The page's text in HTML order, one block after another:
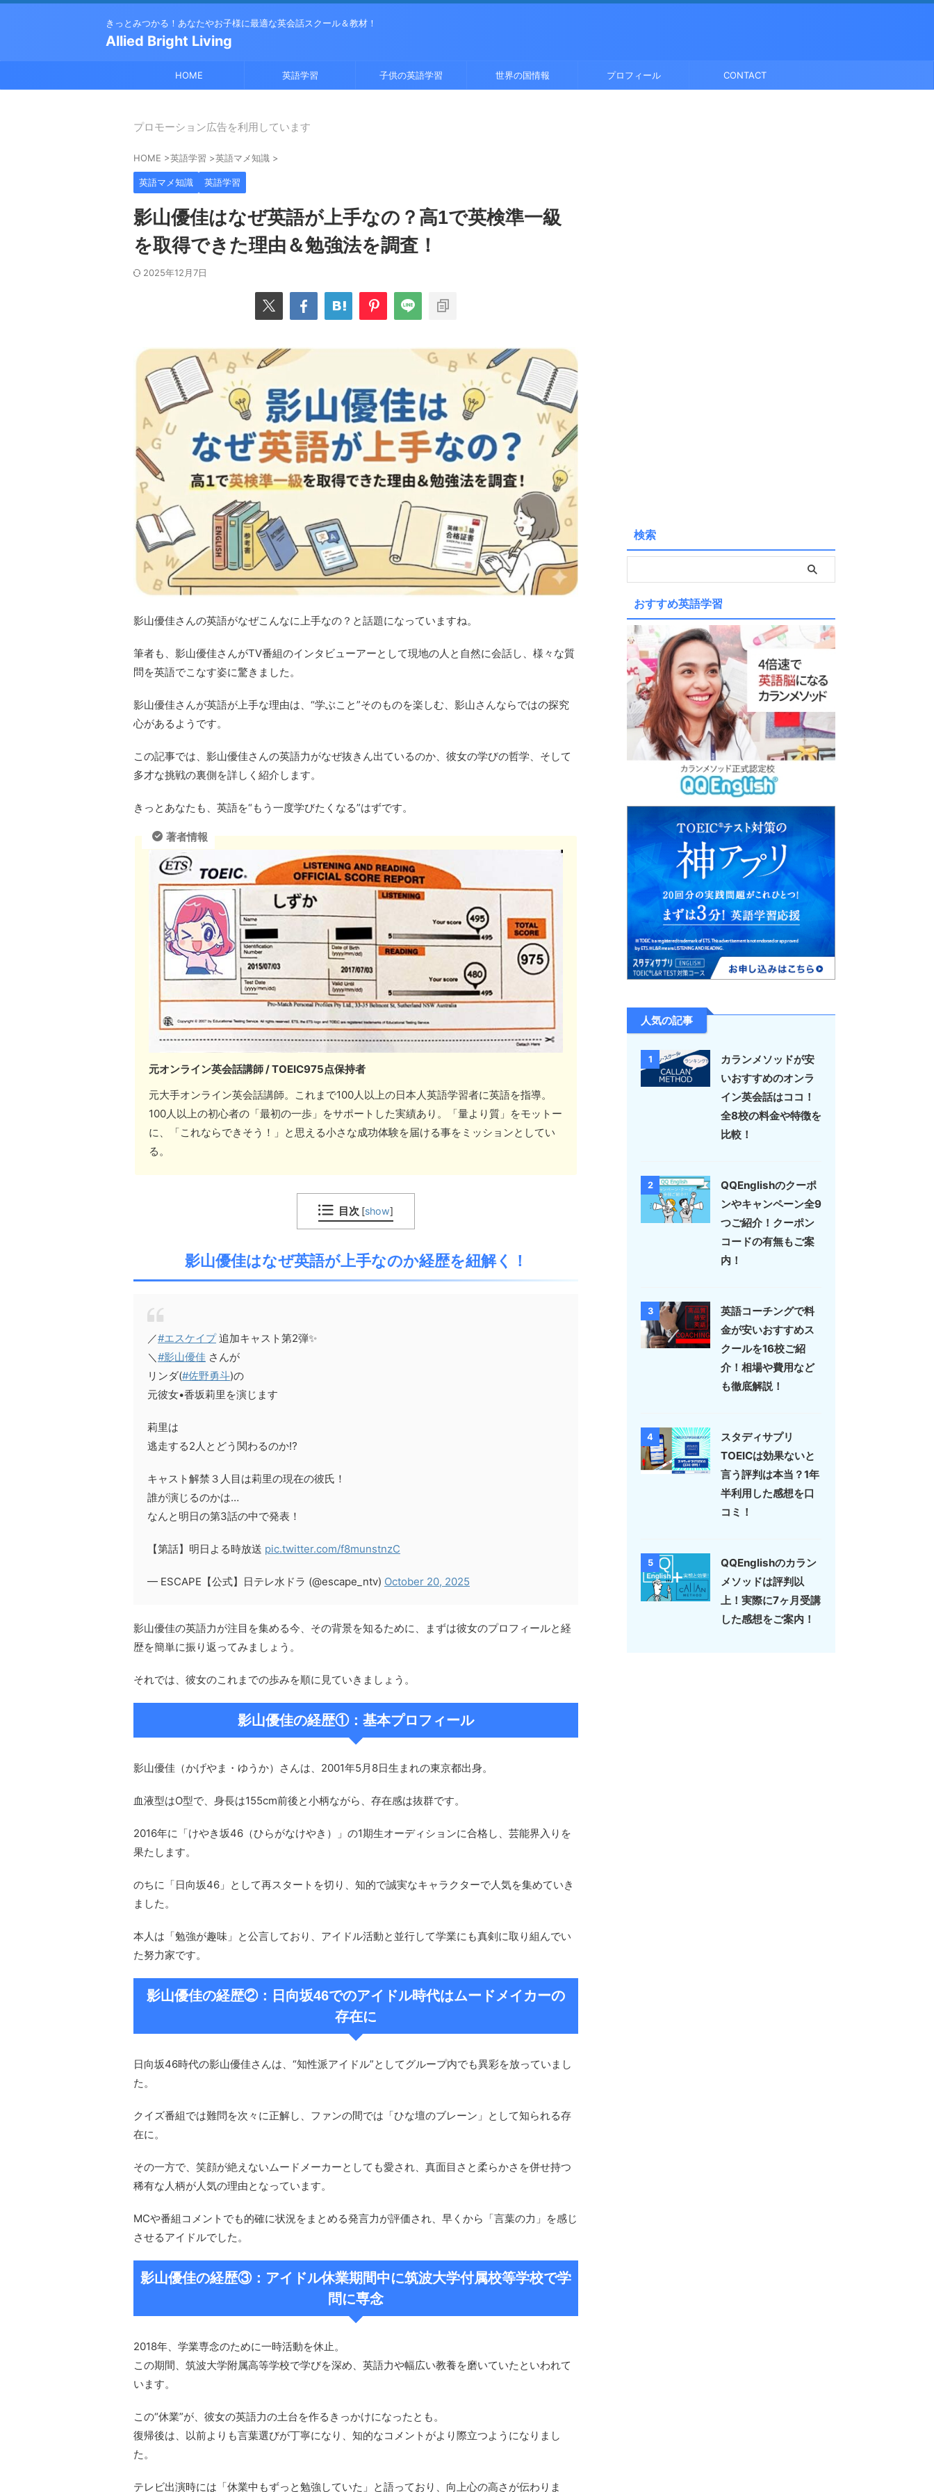
きっとみつかる！あなたやお子様に最適な英会話スクール＆教材！
Allied Bright Living
HOME 英語学習 子供の英語学習 世界の国情報 プロフィール CONTACT
プロモーション広告を利用しています
HOME >英語学習 >英語マメ知識 >
英語マメ知識 英語学習
影山優佳はなぜ英語が上手なの？高1で英検準一級
を取得できた理由＆勉強法を調査！
2025年12月7日
影山優佳さんの英語がなぜこんなに上手なの？と話題になっていますね。
筆者も、影山優佳さんがTV番組のインタビューアーとして現地の人と自然に会話し、様々な質
問を英語でこなす姿に驚きました。
影山優佳さんが英語が上手な理由は、“学ぶこと”そのものを楽しむ、影山さんならではの探究
心があるようです。
この記事では、影山優佳さんの英語力がなぜ抜きん出ているのか、彼女の学びの哲学、そして
多才な挑戦の裏側を詳しく紹介します。
きっとあなたも、英語を“もう一度学びたくなる”はずです。
著者情報
元オンライン英会話講師 / TOEIC975点保持者
元大手オンライン英会話講師。これまで100人以上の日本人英語学習者に英語を指導。
100人以上の初心者の「最初の一歩」をサポートした実績あり。「量より質」をモットー
に、「これならできそう！」と思える小さな成功体験を届ける事をミッションとしてい
る。
目次 [show]
影山優佳はなぜ英語が上手なのか経歴を紐解く！
／#エスケイプ追加キャスト第2弾✨
＼ #影山優佳 さんが
リンダ(#佐野勇斗)の
元彼女•香坂莉里を演じます
莉里は
逃走する2人とどう関わるのか⁉️
キャスト解禁３人目は莉里の現在の彼氏！
誰が演じるのかは…
なんと明日の第3話の中で発表！
【第話】明日よる時放送 pic.twitter.com/f8munstnzC
— ESCAPE【公式】日テレ水ドラ (@escape_ntv) October 20, 2025
影山優佳の英語力が注目を集める今、その背景を知るために、まずは彼女のプロフィールと経
歴を簡単に振り返ってみましょう。
それでは、彼女のこれまでの歩みを順に見ていきましょう。
影山優佳の経歴①：基本プロフィール
影山優佳（かげやま・ゆうか）さんは、2001年5月8日生まれの東京都出身。
血液型はO型で、身長は155cm前後と小柄ながら、存在感は抜群です。
2016年に「けやき坂46（ひらがなけやき）」の1期生オーディションに合格し、芸能界入りを
果たします。
のちに「日向坂46」として再スタートを切り、知的で誠実なキャラクターで人気を集めていき
ました。
本人は「勉強が趣味」と公言しており、アイドル活動と並行して学業にも真剣に取り組んでい
た努力家です。
影山優佳の経歴②：日向坂46でのアイドル時代はムードメイカーの
存在に
日向坂46時代の影山優佳さんは、“知性派アイドル”としてグループ内でも異彩を放っていまし
た。
クイズ番組では難問を次々に正解し、ファンの間では「ひな壇のブレーン」として知られる存
在に。
その一方で、笑顔が絶えないムードメーカーとしても愛され、真面目さと柔らかさを併せ持つ
稀有な人柄が人気の理由となっています。
MCや番組コメントでも的確に状況をまとめる発言力が評価され、早くから「言葉の力」を感じ
させるアイドルでした。
影山優佳の経歴③：アイドル休業期間中に筑波大学付属校等学校で学
問に専念
2018年、学業専念のために一時活動を休止。
この期間、筑波大学附属高等学校で学びを深め、英語力や幅広い教養を磨いていたといわれて
います。
この“休業”が、彼女の英語力の土台を作るきっかけになったとも。
復帰後は、以前よりも言葉選びが丁寧になり、知的なコメントがより際立つようになりまし
た。
テレビ出演時には「休業中もずっと勉強していた」と語っており、向上心の高さが伝わりま
検索
おすすめ英語学習
人気の記事
1
カランメソッドが安
いおすすめのオンラ
イン英会話はココ！
全8校の料金や特徴を
比較！
2
QQEnglishのクーポ
ンやキャンペーン全9
つご紹介！クーポン
コードの有無もご案
内！
3
英語コーチングで料
金が安いおすすめス
クールを16校ご紹
介！相場や費用など
も徹底解説！
4
スタディサプリ
TOEICは効果ないと
言う評判は本当？1年
半利用した感想を口
コミ！
5
QQEnglishのカラン
メソッドは評判以
上！実際に7ヶ月受講
した感想をご案内！